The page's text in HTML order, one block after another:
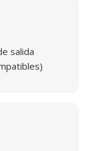
salida